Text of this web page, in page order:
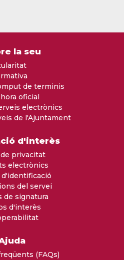
la seu
de terminis
oficial
electrònics
de l'Ajuntament
d'interès
privacitat
electrònics
del servei
de signatura
d'interès
(FAQs)